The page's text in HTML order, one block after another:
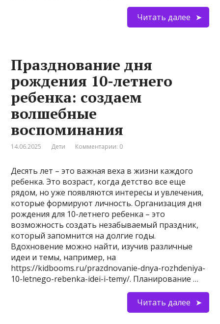
Читать далее
Празднование дня
рождения 10-летнего
ребенка: создаем
волшебные
воспоминания
14.06.2025 Дети Комментарии: 0
Десять лет – это важная веха в жизни каждого
ребенка. Это возраст, когда детство все еще
рядом, но уже появляются интересы и увлечения,
которые формируют личность. Организация дня
рождения для 10-летнего ребенка – это
возможность создать незабываемый праздник,
который запомнится на долгие годы.
Вдохновение можно найти, изучив различные
идеи и темы, например, на
https://kidbooms.ru/prazdnovanie-dnya-rozhdeniya-
10-letnego-rebenka-idei-i-temy/. Планирование …
Читать далее